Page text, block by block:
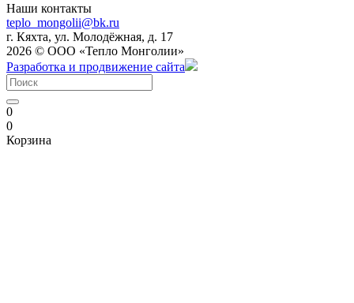
Наши контакты
teplo_mongolii@bk.ru
г. Кяхта, ул. Молодёжная, д. 17
2026 © ООО «Тепло Монголии»
Разработка и продвижение сайта
0
0
Корзина